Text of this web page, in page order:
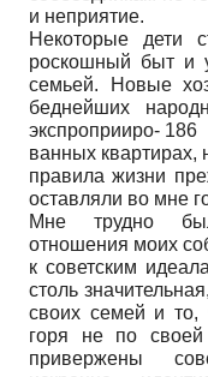
и неприятие.
Некоторые дети
роскошный быт и
семьей. Новые
беднейших
экспроприиро- 186
ванных квартирах,
правила жизни
оставляли во мне
Мне трудно
отношения моих
к советским
столь
своих семей и то,
горя не по
привержены